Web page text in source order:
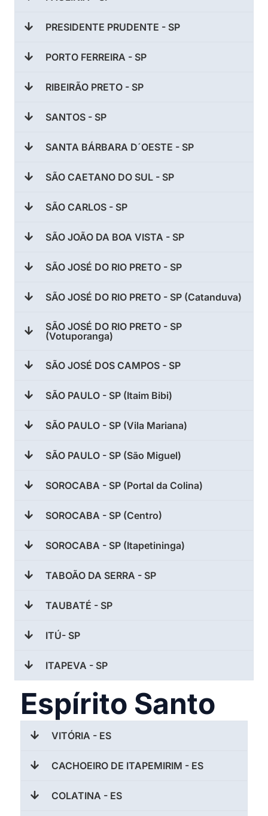
PRESIDENTE PRUDENTE - SP
PORTO FERREIRA - SP
RIBEIRÃO PRETO - SP
SANTOS - SP
SANTA BÁRBARA D´OESTE - SP
SÃO CAETANO DO SUL - SP
SÃO CARLOS - SP
SÃO JOÃO DA BOA VISTA - SP
SÃO JOSÉ DO RIO PRETO - SP
SÃO JOSÉ DO RIO PRETO - SP (Catanduva)
SÃO JOSÉ DO RIO PRETO - SP
(Votuporanga)
SÃO JOSÉ DOS CAMPOS - SP
SÃO PAULO - SP (Itaim Bibi)
SÃO PAULO - SP (Vila Mariana)
SÃO PAULO - SP (São Miguel)
SOROCABA - SP (Portal da Colina)
SOROCABA - SP (Centro)
SOROCABA - SP (Itapetininga)
TABOÃO DA SERRA - SP
TAUBATÉ - SP
ITÚ- SP
ITAPEVA - SP
Espírito Santo
VITÓRIA - ES
CACHOEIRO DE ITAPEMIRIM - ES
COLATINA - ES